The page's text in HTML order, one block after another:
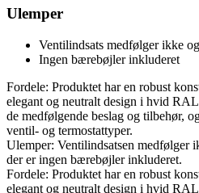
Ulemper
Ventilindsats medfølger ikke
Ingen bærebøjler inkluderet
Fordele: Produktet har en robust
elegant og neutralt design i hvid
de medfølgende beslag og tilbehør,
ventil- og termostattyper.
Ulemper: Ventilindsatsen medfølger
der er ingen bærebøjler inkluderet.
Fordele: Produktet har en robust
elegant og neutralt design i hvid